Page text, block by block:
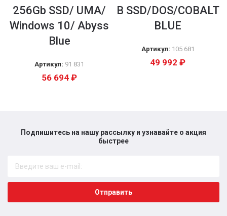
256Gb SSD/ UMA/
Windows 10/ Abyss
Blue
Артикул: 91 831
56 694 ₽
B SSD/DOS/COBALT
BLUE
Артикул: 105 681
49 992 ₽
Подпишитесь на нашу рассылку и узнавайте о акция
быстрее​
Отправить